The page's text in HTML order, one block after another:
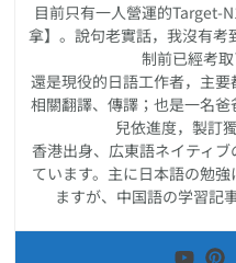
目前只有一人營運的Target-
拿】。說句老實話，我沒有
制前已經考取
還是現役的日語工作者，主
相關翻譯、傳譯；也是一名
兒依進度，製訂
香港出身、広東語ネイティ
ています。主に日本語の勉
ますが、中国語の学習記